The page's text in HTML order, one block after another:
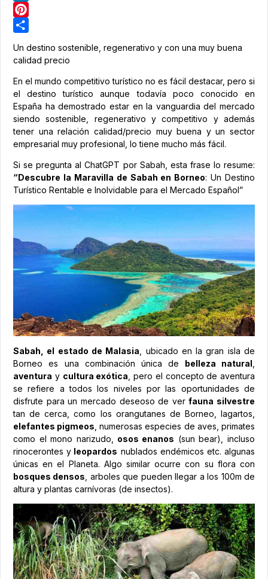
LinkedIn
Pinterest
Un destino sostenible, regenerativo y con una muy buena
calidad precio
En el mundo competitivo turístico no es fácil destacar, pero si
el destino turístico aunque todavía poco conocido en
España ha demostrado estar en la vanguardia del mercado
siendo sostenible, regenerativo y competitivo y además
tener una relación calidad/precio muy buena y un sector
empresarial muy profesional, lo tiene mucho más fácil.
Si se pregunta al ChatGPT por Sabah, esta frase lo resume:
“Descubre la Maravilla de Sabah en Borneo: Un Destino
Turístico Rentable e Inolvidable para el Mercado Español”
Sabah, el estado de Malasia , ubicado en la gran isla de
Borneo es una combinación única de belleza natural
aventura y cultura exótica , pero el concepto de aventura
se refiere a todos los niveles por las oportunidades de
disfrute para un mercado deseoso de verfauna silvestre
tan de cerca, como los orangutanes de Borneo, lagartos,
elefantes pigmeos , numerosas especies de aves, primates
como el mono narizudo,
osos enanos (sun bear), incluso
rinocerontes y leopardos nublados endémicos etc. algunas
únicas en el Planeta. Algo similar ocurre con su flora con
bosques densos , arboles que pueden llegar a los 100m de
altura y plantas carnívoras (de insectos).